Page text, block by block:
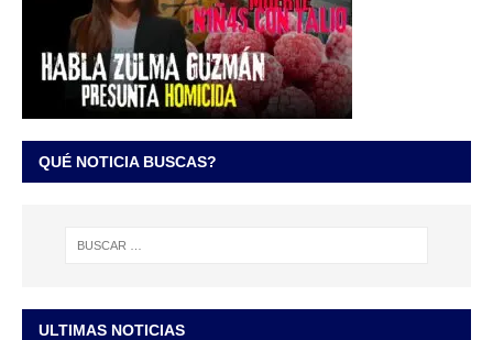
QUÉ NOTICIA BUSCAS?
ULTIMAS NOTICIAS